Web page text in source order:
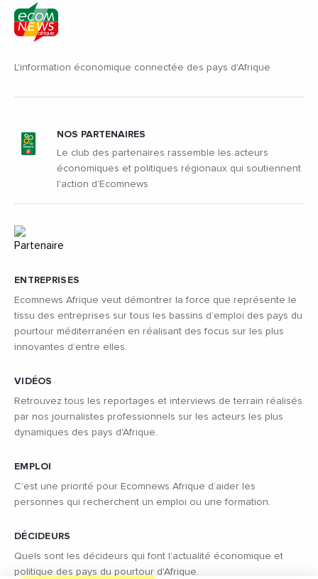
L'information économique connectée des pays d'Afrique
ENTREPRISES
Ecomnews Afrique veut démontrer la force que représente le
tissu des entreprises sur tous les bassins d’emploi des pays du
pourtour méditerranéen en réalisant des focus sur les plus
innovantes d’entre elles.
VIDÉOS
Retrouvez tous les reportages et interviews de terrain réalisés
par nos journalistes professionnels sur les acteurs les plus
dynamiques des pays d'Afrique.
EMPLOI
C’est une priorité pour Ecomnews Afrique d’aider les
personnes qui recherchent un emploi ou une formation.
DÉCIDEURS
Quels sont les décideurs qui font l’actualité économique et
politique des pays du pourtour d'Afrique.
NOS PARTENAIRES
Le club des partenaires rassemble les acteurs
économiques et politiques régionaux qui soutiennent
l'action d'Ecomnews